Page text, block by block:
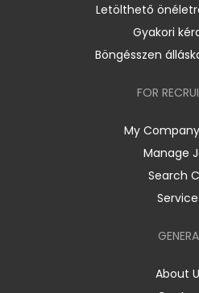
Letölthető
Gyakori
Böngésszen
FOR
My
Manage
Search
About